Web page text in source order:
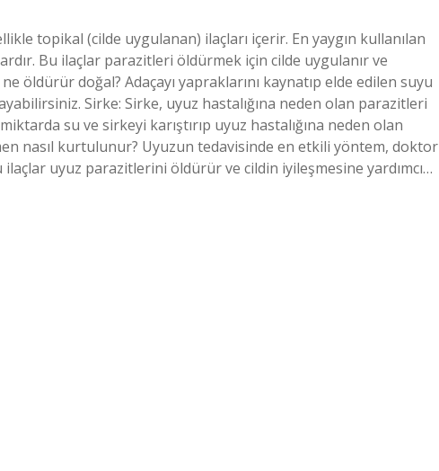
topikal (cilde uygulanan) ilaçları içerir. En yaygın kullanılan
Bu ilaçlar parazitleri öldürmek için cilde uygulanır ve
öldürür doğal? Adaçayı yapraklarını kaynatıp elde edilen suyu
Sirke: Sirke, uyuz hastalığına neden olan parazitleri
su ve sirkeyi karıştırıp uyuz hastalığına neden olan
nasıl kurtulunur? Uyuzun tedavisinde en etkili yöntem, doktor
uyuz parazitlerini öldürür ve cildin iyileşmesine yardımcı…